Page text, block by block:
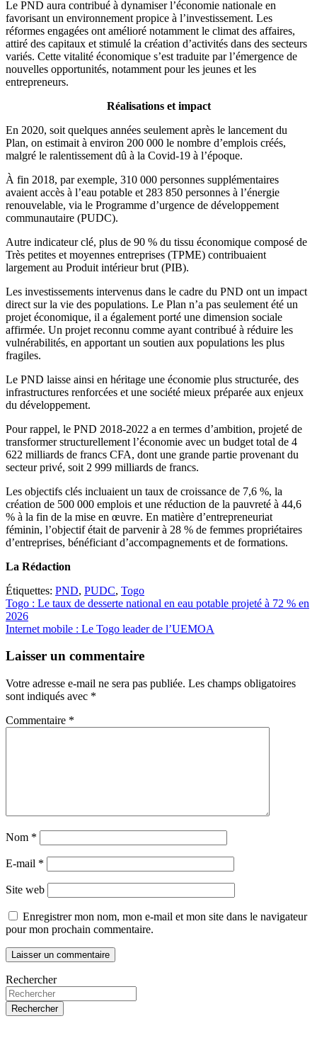
Le PND aura contribué à dynamiser l’économie nationale en
favorisant un environnement propice à l’investissement. Les
réformes engagées ont amélioré notamment le climat des affaires,
attiré des capitaux et stimulé la création d’activités dans des secteurs
variés. Cette vitalité économique s’est traduite par l’émergence de
nouvelles opportunités, notamment pour les jeunes et les
entrepreneurs.
Réalisations et impact
En 2020, soit quelques années seulement après le lancement du
Plan, on estimait à environ 200 000 le nombre d’emplois créés,
malgré le ralentissement dû à la Covid-19 à l’époque.
À fin 2018, par exemple, 310 000 personnes supplémentaires
avaient accès à l’eau potable et 283 850 personnes à l’énergie
renouvelable, via le Programme d’urgence de développement
communautaire (PUDC).
Autre indicateur clé, plus de 90 % du tissu économique composé de
Très petites et moyennes entreprises (TPME) contribuaient
largement au Produit intérieur brut (PIB).
Les investissements intervenus dans le cadre du PND ont un impact
direct sur la vie des populations. Le Plan n’a pas seulement été un
projet économique, il a également porté une dimension sociale
affirmée. Un projet reconnu comme ayant contribué à réduire les
vulnérabilités, en apportant un soutien aux populations les plus
fragiles.
Le PND laisse ainsi en héritage une économie plus structurée, des
infrastructures renforcées et une société mieux préparée aux enjeux
du développement.
Pour rappel, le PND 2018-2022 a en termes d’ambition, projeté de
transformer structurellement l’économie avec un budget total de 4
622 milliards de francs CFA, dont une grande partie provenant du
secteur privé, soit 2 999 milliards de francs.
Les objectifs clés incluaient un taux de croissance de 7,6 %, la
création de 500 000 emplois et une réduction de la pauvreté à 44,6
% à la fin de la mise en œuvre. En matière d’entrepreneuriat
féminin, l’objectif était de parvenir à 28 % de femmes propriétaires
d’entreprises, bénéficiant d’accompagnements et de formations.
La Rédaction
Étiquettes: PND, PUDC, Togo
Navigation
de
Togo : Le taux de desserte national en eau potable projeté à 72 % en
2026
Internet mobile : Le Togo leader de l’UEMOA
Laisser un commentaire
Votre adresse e-mail ne sera pas publiée. Les champs obligatoires
sont indiqués avec *
Commentaire *
Nom *
E-mail *
Site web
Enregistrer mon nom, mon e-mail et mon site dans le navigateur
pour mon prochain commentaire.
Rechercher
Rechercher